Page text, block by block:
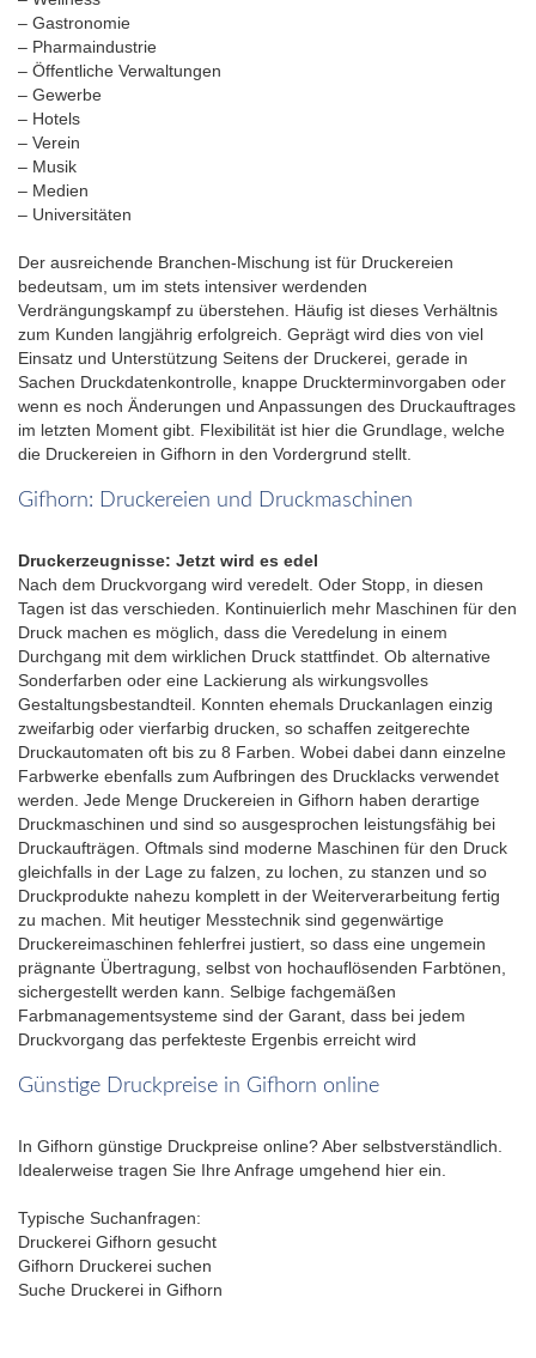
– Gastronomie
– Pharmaindustrie
– Öffentliche Verwaltungen
– Gewerbe
– Hotels
– Verein
– Musik
– Medien
– Universitäten
Der ausreichende Branchen-Mischung ist für Druckereien
bedeutsam, um im stets intensiver werdenden
Verdrängungskampf zu überstehen. Häufig ist dieses Verhältnis
zum Kunden langjährig erfolgreich. Geprägt wird dies von viel
Einsatz und Unterstützung Seitens der Druckerei, gerade in
Sachen Druckdatenkontrolle, knappe Druckterminvorgaben oder
wenn es noch Änderungen und Anpassungen des Druckauftrages
im letzten Moment gibt. Flexibilität ist hier die Grundlage, welche
die Druckereien in Gifhorn in den Vordergrund stellt.
Gifhorn: Druckereien und Druckmaschinen
Druckerzeugnisse: Jetzt wird es edel
Nach dem Druckvorgang wird veredelt. Oder Stopp, in diesen
Tagen ist das verschieden. Kontinuierlich mehr Maschinen für den
Druck machen es möglich, dass die Veredelung in einem
Durchgang mit dem wirklichen Druck stattfindet. Ob alternative
Sonderfarben oder eine Lackierung als wirkungsvolles
Gestaltungsbestandteil. Konnten ehemals Druckanlagen einzig
zweifarbig oder vierfarbig drucken, so schaffen zeitgerechte
Druckautomaten oft bis zu 8 Farben. Wobei dabei dann einzelne
Farbwerke ebenfalls zum Aufbringen des Drucklacks verwendet
werden. Jede Menge Druckereien in Gifhorn haben derartige
Druckmaschinen und sind so ausgesprochen leistungsfähig bei
Druckaufträgen. Oftmals sind moderne Maschinen für den Druck
gleichfalls in der Lage zu falzen, zu lochen, zu stanzen und so
Druckprodukte nahezu komplett in der Weiterverarbeitung fertig
zu machen. Mit heutiger Messtechnik sind gegenwärtige
Druckereimaschinen fehlerfrei justiert, so dass eine ungemein
prägnante Übertragung, selbst von hochauflösenden Farbtönen,
sichergestellt werden kann. Selbige fachgemäßen
Farbmanagementsysteme sind der Garant, dass bei jedem
Druckvorgang das perfekteste Ergenbis erreicht wird
Günstige Druckpreise in Gifhorn online
In Gifhorn günstige Druckpreise online? Aber selbstverständlich.
Idealerweise tragen Sie Ihre Anfrage umgehend hier ein.
Typische Suchanfragen:
Druckerei Gifhorn gesucht
Gifhorn Druckerei suchen
Suche Druckerei in Gifhorn